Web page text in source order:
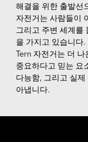
해결을 위한 출발선
자전거는 사람들이
그리고 주변 세계를
을 가지고 있습니다
Tern 자전거는 더
중요하다고 믿는 요
다능함, 그리고 실
아냅니다.